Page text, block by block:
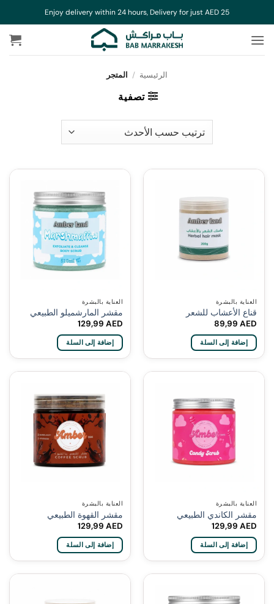
للمحتوى
Enjoy delivery within 24 hours, Delivery for just AED 25
الرئيسية / المتجر
تصفية
العناية بالبشرة
قناع الأعشاب للشعر
89,99AED
إضافة إلى السلة
العناية بالبشرة
مقشر المارشميلو الطبيعي
129,99AED
إضافة إلى السلة
العناية بالبشرة
مقشر الكاندي الطبيعي
129,99AED
إضافة إلى السلة
العناية بالبشرة
مقشر القهوة الطبيعي
129,99AED
إضافة إلى السلة